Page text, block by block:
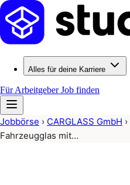
Alles für deine Karriere
Für ArbeitgeberJob finden
Jobbörse › CARGLASS GmbH ›
Fahrzeugglas mit…